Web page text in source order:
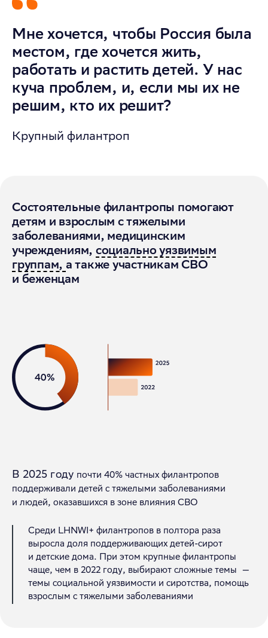
Мне хочется, чтобы Россия была
местом, где хочется жить,
работать и растить детей. У нас
куча проблем, и, если мы их не
решим, кто их решит?
Крупный филантроп
Состоятельные филантропы помогают
детям и взрослым с тяжелыми
заболеваниями, медицинским
учреждениям, социально уязвимым
группам, а также участникам СВО
и беженцам
В 2025 году почти 40% частных филантропов
поддерживали детей с тяжелыми заболеваниями
и людей, оказавшихся в зоне влияния СВО
Среди LHNWI+ филантропов в полтора раза
выросла доля поддерживающих детей-сирот
и детские дома. При этом крупные филантропы
чаще, чем в 2022 году, выбирают сложные темы
—
темы социальной уязвимости и сиротства, помощь
взрослым с тяжелыми заболеваниями